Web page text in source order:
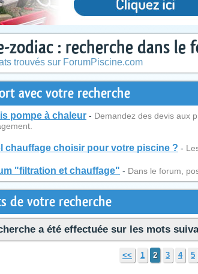
zodiac : recherche dans le
trouvés sur ForumPiscine.com
avec votre recherche
pompe à chaleur - Demandez des devis aux
chauffage choisir pour votre piscine ? -
"filtration et chauffage" - Dans le forum,
de votre recherche
a été effectuée sur les mots
<< 1 2 3 4 5